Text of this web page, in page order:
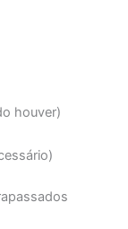
houver)